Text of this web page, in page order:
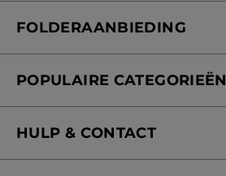
Onze beloften
Blog Act Beautiful
FOLDERAANBIEDING
POPULAIRE CATEGORIEËN
Aanbiedingen
HULP & CONTACT